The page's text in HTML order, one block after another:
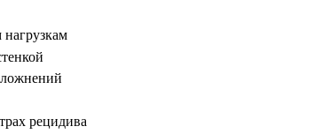
рецидива